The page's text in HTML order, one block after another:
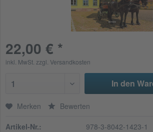
22,00 € *
inkl. MwSt. zzgl. Versandkosten
1 In den
Merken Bewerten
Artikel-Nr.: 978-3-8042-1423-1